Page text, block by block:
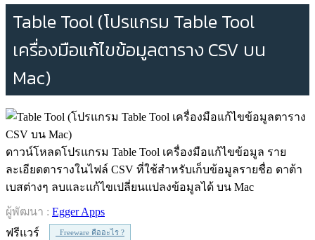
Table Tool (โปรแกรม Table Tool
เครื่องมือแก้ไขข้อมูลตาราง CSV บน
Mac)
ดาวน์โหลดโปรแกรม Table Tool เครื่องมือแก้ไขข้อมูล ราย
ละเอียดตารางในไฟล์ CSV ที่ใช้สำหรับเก็บข้อมูลรายชื่อ ดาต้า
เบสต่างๆ ลบและแก้ไขเปลี่ยนแปลงข้อมูลได้ บน Mac
ผู้พัฒนา : Egger Apps
ฟรีแวร์
Freeware คืออะไร ?